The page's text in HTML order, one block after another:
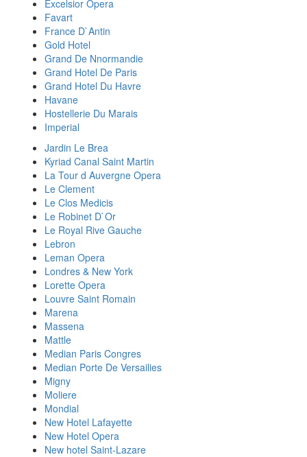
Excelsior Opera
Favart
France D`Antin
Gold Hotel
Grand De Nnormandie
Grand Hotel De Paris
Grand Hotel Du Havre
Havane
Hostellerie Du Marais
Imperial
Jardin Le Brea
Kyriad Canal Saint Martin
La Tour d Auvergne Opera
Le Clement
Le Clos Medicis
Le Robinet D`Or
Le Royal Rive Gauche
Lebron
Leman Opera
Londres & New York
Lorette Opera
Louvre Saint Romain
Marena
Massena
Mattle
Median Paris Congres
Median Porte De Versailies
Migny
Moliere
Mondial
New Hotel Lafayette
New Hotel Opera
New hotel Saint-Lazare